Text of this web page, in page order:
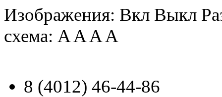
Изображения: Вкл Выкл
схема: AAAA
8 (4012) 46-44-86